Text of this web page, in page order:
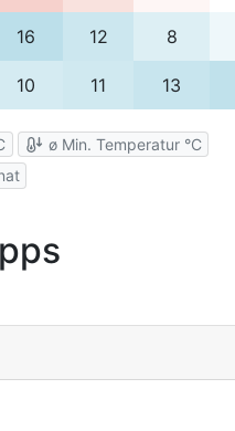
16 12 8
10 11 13
ø Min. Temperatur °C